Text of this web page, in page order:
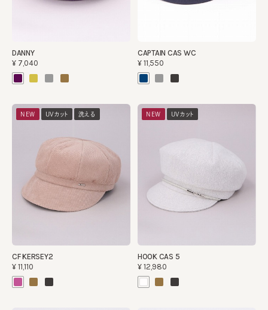
DANNY
¥7,040
CAPTAIN CAS WC
¥11,550
NEW UVカット 洗える
CF KERSEY2
¥11,110
NEW UVカット
HOOK CAS 5
¥12,980